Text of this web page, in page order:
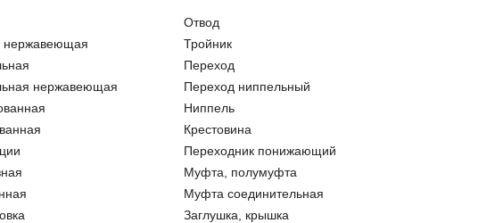
нержавеющая
нержавеющая
Отвод
Тройник
Переход
Переход ниппельный
Ниппель
Крестовина
Переходник понижающий
Муфта, полумуфта
Муфта соединительная
Заглушка, крышка